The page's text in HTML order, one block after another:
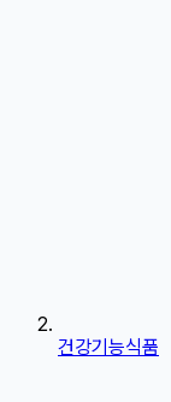
건강기능식품